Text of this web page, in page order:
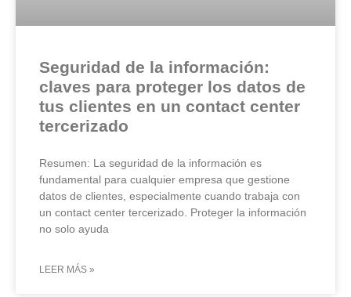
Seguridad de la información:
claves para proteger los datos de
tus clientes en un contact center
tercerizado
Resumen: La seguridad de la información es
fundamental para cualquier empresa que gestione
datos de clientes, especialmente cuando trabaja con
un contact center tercerizado. Proteger la información
no solo ayuda
LEER MÁS »